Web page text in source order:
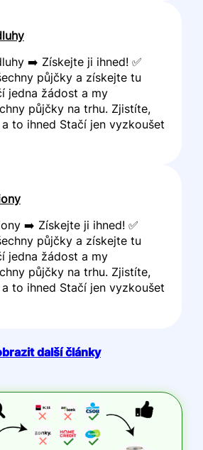
➡️ Získejte ji ihned! ✅
půjčky a získejte tu
jedna žádost a my
půjčky na trhu. Zjistíte,
to ihned Stačí jen vyzkoušet
➡️ Získejte ji ihned! ✅
půjčky a získejte tu
jedna žádost a my
půjčky na trhu. Zjistíte,
to ihned Stačí jen vyzkoušet
další články